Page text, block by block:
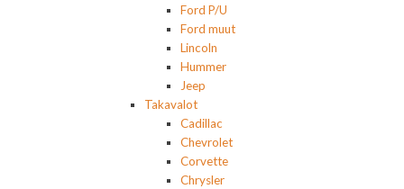
Ford P/U
Ford muut
Lincoln
Hummer
Jeep
Takavalot
Cadillac
Chevrolet
Corvette
Chrysler